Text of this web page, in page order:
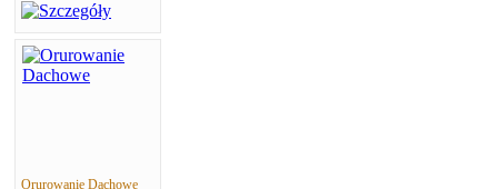
Orurowanie Dachowe